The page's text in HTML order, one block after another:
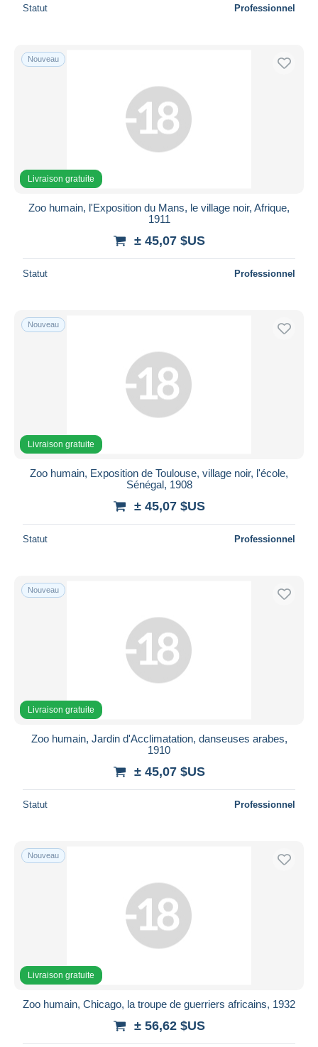
Statut Professionnel
Nouveau
Livraison gratuite
Zoo humain, l'Exposition du Mans, le village noir, Afrique,
1911
± 45,07 $US
Statut Professionnel
Nouveau
Livraison gratuite
Zoo humain, Exposition de Toulouse, village noir, l'école,
Sénégal, 1908
± 45,07 $US
Statut Professionnel
Nouveau
Livraison gratuite
Zoo humain, Jardin d'Acclimatation, danseuses arabes,
1910
± 45,07 $US
Statut Professionnel
Nouveau
Livraison gratuite
Zoo humain, Chicago, la troupe de guerriers africains, 1932
± 56,62 $US